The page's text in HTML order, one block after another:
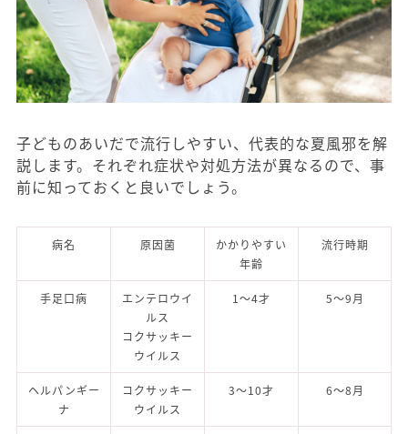
子どものあいだで流行しやすい、代表的な夏風邪を解
説します。それぞれ症状や対処方法が異なるので、事
前に知っておくと良いでしょう。
病名 原因菌
かかりやすい
年齢
流行時期
手足口病
エンテロウイ
ルス
コクサッキー
ウイルス
1～4才 5～9月
ヘルパンギー
ナ
コクサッキー
ウイルス
3～10才 6～8月